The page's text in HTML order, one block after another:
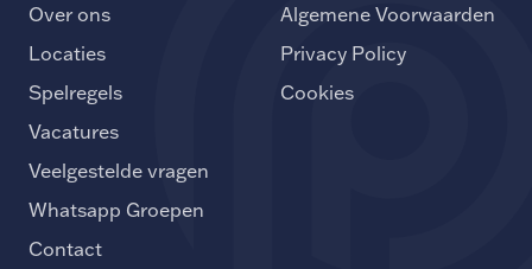
Over ons
Locaties
Spelregels
Vacatures
Veelgestelde vragen
Whatsapp Groepen
Contact
Algemene Voorwaarden
Privacy Policy
Cookies